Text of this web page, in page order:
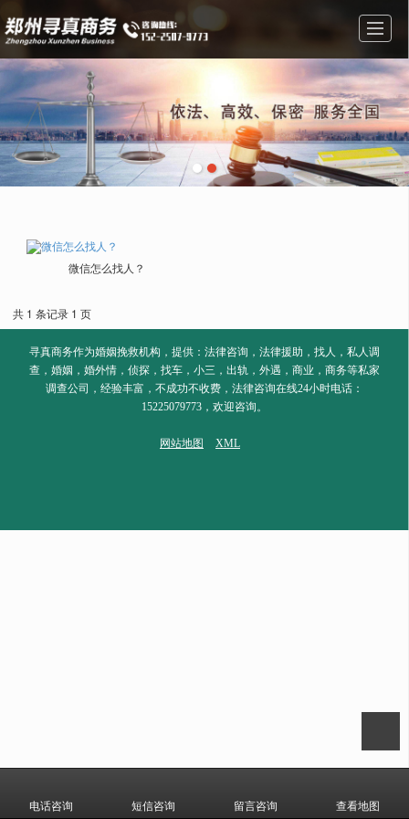
经营范围
新闻资讯 在线留言 联系方式 地图导航
微信怎么找人？
共 1 条记录 1 页
寻真商务作为婚姻挽救机构，提供：法律咨询，法律援助，找人，私人调
查，婚姻，婚外情，侦探，找车，小三，出轨，外遇，商业，商务等私家
调查公司，经验丰富，不成功不收费，法律咨询在线24小时电话：
15225079773，欢迎咨询。
网站地图 XML
电话咨询 短信咨询 留言咨询 查看地图